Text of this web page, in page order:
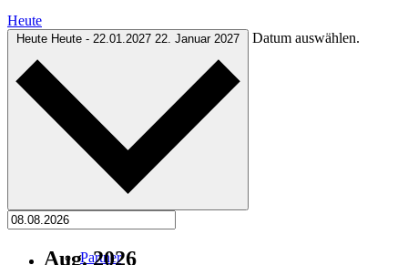
Stadt Mängelmelder
Partner
Heute
Heute Heute - 22.01.2027 22. Januar 2027 Datum auswählen.
Aug. 2026